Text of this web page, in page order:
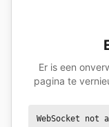
Er is een
pagina te
WebSocket